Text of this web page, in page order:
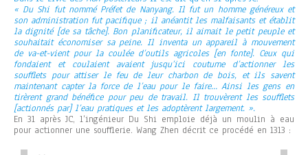
« Du Shi fut nommé Préfet de Nanyang. Il fut un homme généreux et
son administration fut pacifique ; il anéantit les malfaisants et établit
la dignité [de sa tâche]. Bon planificateur, il aimait le petit peuple et
souhaitait économiser sa peine. Il inventa un appareil à mouvement
de va-et-vient pour la coulée d’outils agricoles [en fonte]. Ceux qui
fondaient et coulaient avaient jusqu’ici coutume d’actionner les
soufflets pour attiser le feu de leur charbon de bois, et ils savent
maintenant capter la force de l’eau pour le faire… Ainsi les gens en
tirèrent grand bénéfice pour peu de travail. Il trouvèrent les soufflets
[actionnés par] l’eau pratiques et les adoptèrent largement. ».
En 31 après JC, l’ingénieur Du Shi emploie déjà un moulin à eau
pour actionner une soufflerie. Wang Zhen décrit ce procédé en 1313 :